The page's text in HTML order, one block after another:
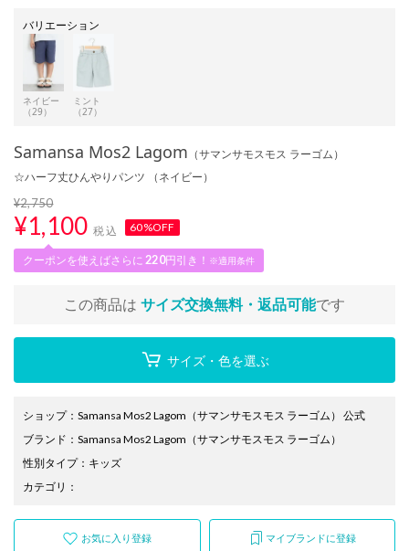
バリエーション
ネイビー
（29）
ミント
（27）
Samansa Mos2 Lagom （サマンサモスモス ラーゴム）
☆ハーフ丈ひんやりパンツ （ネイビー）
¥2,750
¥1,100 税込 60%OFF
クーポンを使えばさらに 220円引き！ ※適用条件
この商品は サイズ交換無料・返品可能です
サイズ・色を選ぶ
ショップ： Samansa Mos2 Lagom（サマンサモスモス ラーゴム） 公式
ブランド ： Samansa Mos2 Lagom （サマンサモスモス ラーゴム）
性別タイプ： キッズ
カテゴリ ：
お気に入り登録 マイブランドに登録